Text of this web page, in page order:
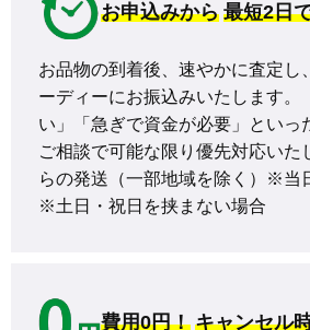
お申込みから 最短2日
お品物の到着後、速やかに査定し
ーディーにお振込みいたします。
い」「急ぎで資金が必要」といっ
ご相談で可能な限り優先対応い
らの発送（一部地域を除く）※当
※土日・祝日を挟まない場合
費用0円！ キャンセル